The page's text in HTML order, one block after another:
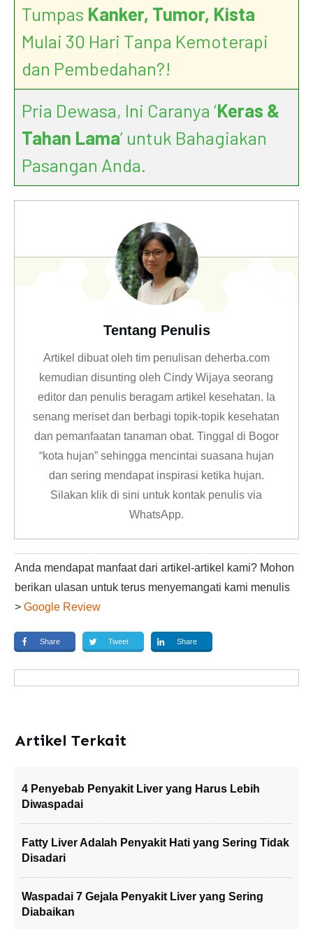
Tumpas Kanker, Tumor, Kista
Mulai 30 Hari Tanpa Kemoterapi
dan Pembedahan?!
Pria Dewasa, Ini Caranya ‘Keras &
Tahan Lama’ untuk Bahagiakan
Pasangan Anda.
Tentang Penulis
Artikel dibuat oleh tim penulisan deherba.com
kemudian disunting oleh Cindy Wijaya seorang
editor dan penulis beragam artikel kesehatan. Ia
senang meriset dan berbagi topik-topik kesehatan
dan pemanfaatan tanaman obat. Tinggal di Bogor
“kota hujan” sehingga mencintai suasana hujan
dan sering mendapat inspirasi ketika hujan.
Silakan klikdi sini untuk kontak penulis via
WhatsApp.
Anda mendapat manfaat dari artikel-artikel kami? Mohon
berikan ulasan untuk terus menyemangati kami menulis
> Google Review
Share Tweet Share
Artikel Terkait
4 Penyebab Penyakit Liver yang Harus Lebih
Diwaspadai
Fatty Liver Adalah Penyakit Hati yang Sering Tidak
Disadari
Waspadai 7 Gejala Penyakit Liver yang Sering
Diabaikan